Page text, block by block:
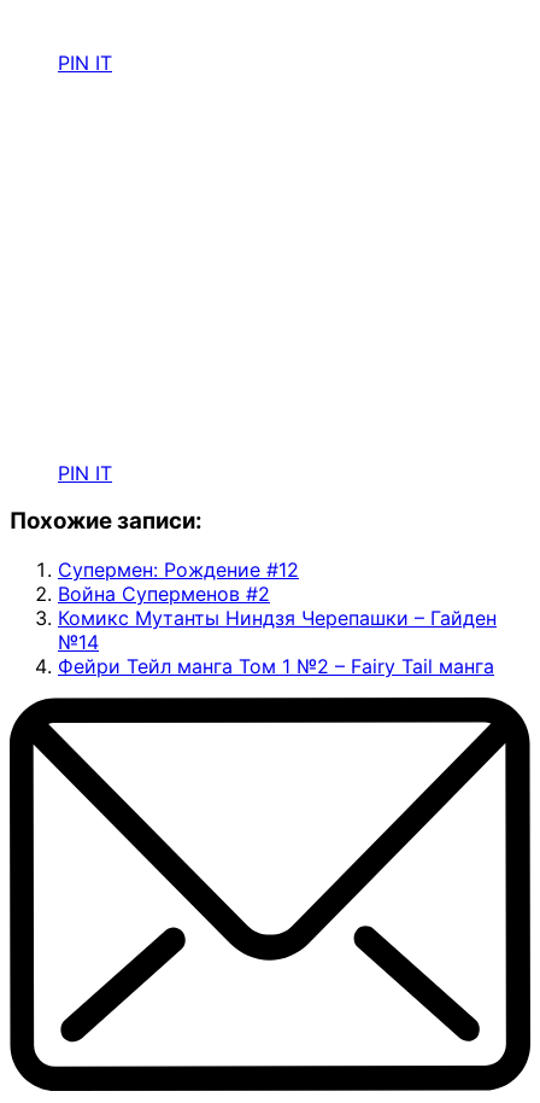
PIN IT
PIN IT
Похожие записи:
Супермен: Рождение #12
Война Суперменов #2
Комикс Мутанты Ниндзя Черепашки – Гайден
№14
Фейри Тейл манга Том 1 №2 – Fairy Tail манга